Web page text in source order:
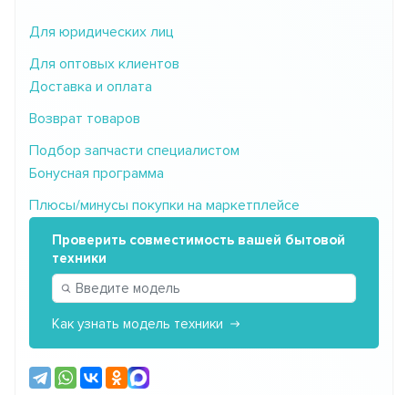
Для юридических лиц
Для оптовых клиентов
Доставка и оплата
Возврат товаров
Подбор запчасти специалистом
Бонусная программа
Плюсы/минусы покупки на маркетплейсе
Проверить совместимость вашей бытовой
техники
Как узнать модель техники